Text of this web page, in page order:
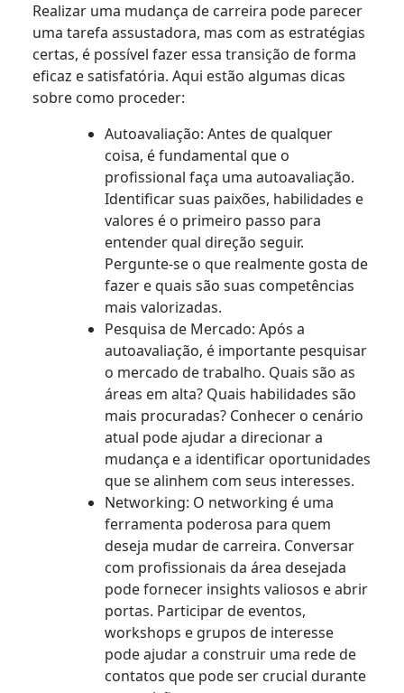
Realizar uma mudança de carreira pode parecer
uma tarefa assustadora, mas com as estratégias
certas, é possível fazer essa transição de forma
eficaz e satisfatória. Aqui estão algumas dicas
sobre como proceder:
Autoavaliação: Antes de qualquer
coisa, é fundamental que o
profissional faça uma autoavaliação.
Identificar suas paixões, habilidades e
valores é o primeiro passo para
entender qual direção seguir.
Pergunte-se o que realmente gosta de
fazer e quais são suas competências
mais valorizadas.
Pesquisa de Mercado: Após a
autoavaliação, é importante pesquisar
o mercado de trabalho. Quais são as
áreas em alta? Quais habilidades são
mais procuradas? Conhecer o cenário
atual pode ajudar a direcionar a
mudança e a identificar oportunidades
que se alinhem com seus interesses.
Networking: O networking é uma
ferramenta poderosa para quem
deseja mudar de carreira. Conversar
com profissionais da área desejada
pode fornecer insights valiosos e abrir
portas. Participar de eventos,
workshops e grupos de interesse
pode ajudar a construir uma rede de
contatos que pode ser crucial durante